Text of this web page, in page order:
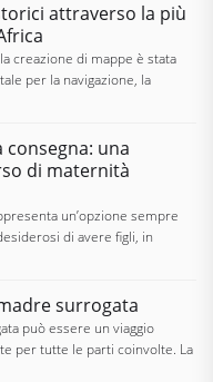
attraverso la più
creazione di mappe è stata
per la navigazione, la
consegna: una
di maternità
un’opzione sempre
di avere figli, in
surrogata
può essere un viaggio
per tutte le parti coinvolte. La